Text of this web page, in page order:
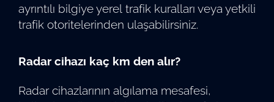
ayrıntılı bilgiye yerel trafik kuralları veya yetkili
trafik otoritelerinden ulaşabilirsiniz.
Radar cihazı kaç km den alır?
Radar cihazlarının algılama mesafesi,